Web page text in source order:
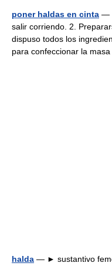
poner haldas en cinta —
salir corriendo. 2.
dispuso todos los
para confeccionar la
halda — ► sustantivo